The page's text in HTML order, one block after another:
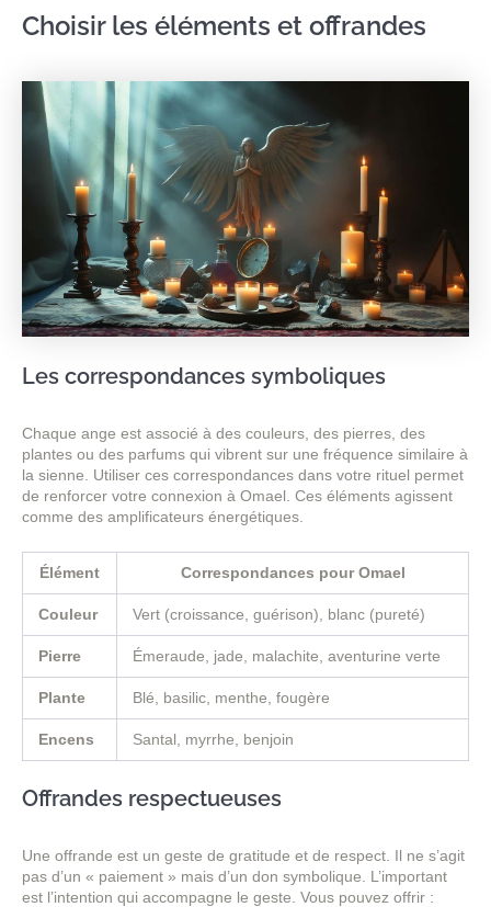
Choisir les éléments et offrandes
Les correspondances symboliques
Chaque ange est associé à des couleurs, des pierres, des
plantes ou des parfums qui vibrent sur une fréquence similaire à
la sienne. Utiliser ces correspondances dans votre rituel permet
de renforcer votre connexion à Omael. Ces éléments agissent
comme des amplificateurs énergétiques.
Élément Correspondances pour Omael
Couleur Vert (croissance, guérison), blanc (pureté)
Pierre Émeraude, jade, malachite, aventurine verte
Plante Blé, basilic, menthe, fougère
Encens Santal, myrrhe, benjoin
Offrandes respectueuses
Une offrande est un geste de gratitude et de respect. Il ne s’agit
pas d’un « paiement » mais d’un don symbolique. L’important
est l’intention qui accompagne le geste. Vous pouvez offrir :